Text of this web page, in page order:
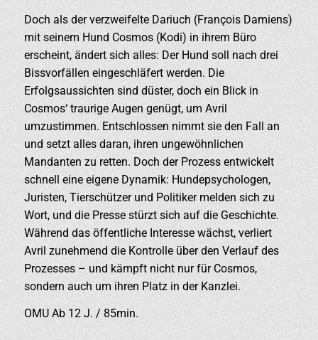
Doch als der verzweifelte Dariuch (François Damiens)
mit seinem Hund Cosmos (Kodi) in ihrem Büro
erscheint, ändert sich alles: Der Hund soll nach drei
Bissvorfällen eingeschläfert werden. Die
Erfolgsaussichten sind düster, doch ein Blick in
Cosmos‘ traurige Augen genügt, um Avril
umzustimmen. Entschlossen nimmt sie den Fall an
und setzt alles daran, ihren ungewöhnlichen
Mandanten zu retten. Doch der Prozess entwickelt
schnell eine eigene Dynamik: Hundepsychologen,
Juristen, Tierschützer und Politiker melden sich zu
Wort, und die Presse stürzt sich auf die Geschichte.
Während das öffentliche Interesse wächst, verliert
Avril zunehmend die Kontrolle über den Verlauf des
Prozesses – und kämpft nicht nur für Cosmos,
sondern auch um ihren Platz in der Kanzlei.
OMU Ab 12 J. / 85min.